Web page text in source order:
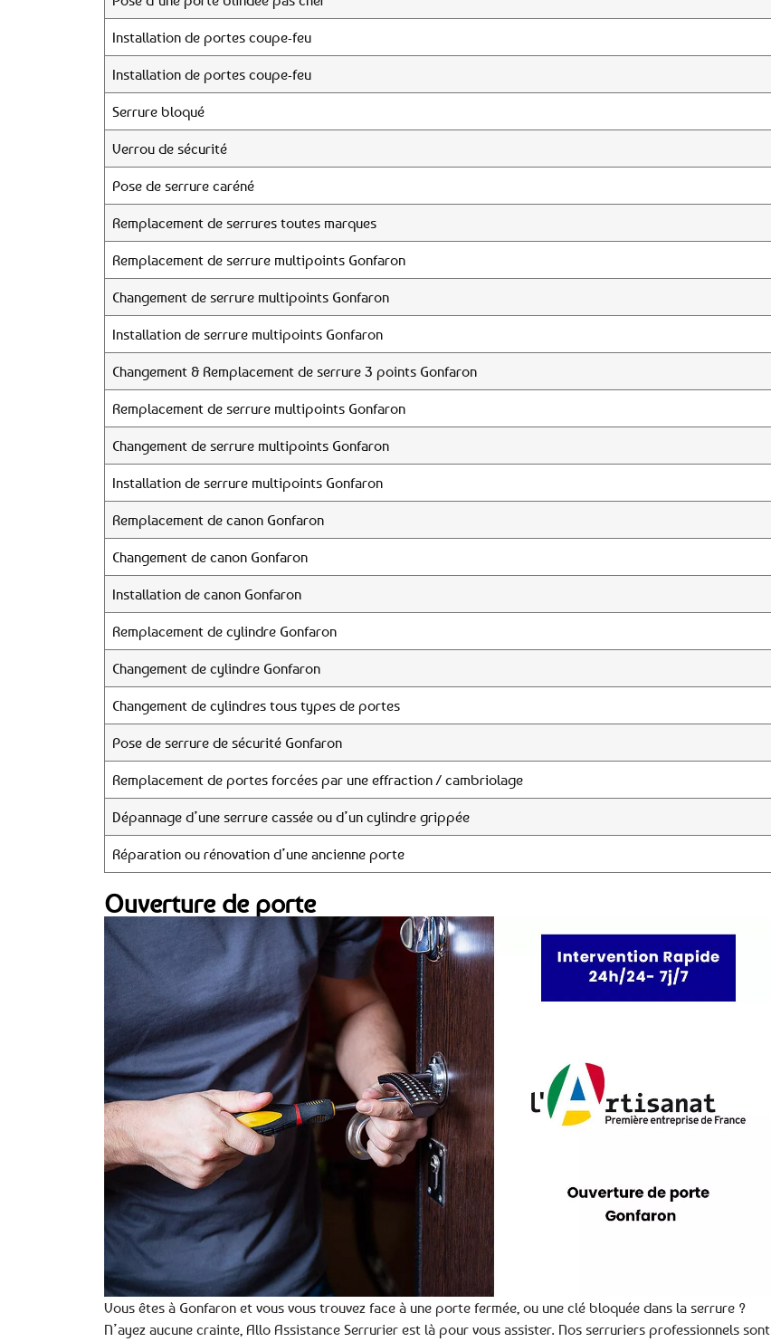
Installation de portes coupe-feu
Installation de portes coupe-feu
Serrure bloqué
Verrou de sécurité
Pose de serrure caréné
Remplacement de serrures toutes marques
Remplacement de serrure multipoints Gonfaron
Changement de serrure multipoints Gonfaron
Installation de serrure multipoints Gonfaron
Changement & Remplacement de serrure 3 points Gonfaron
Remplacement de serrure multipoints Gonfaron
Changement de serrure multipoints Gonfaron
Installation de serrure multipoints Gonfaron
Remplacement de canon Gonfaron
Changement de canon Gonfaron
Installation de canon Gonfaron
Remplacement de cylindre Gonfaron
Changement de cylindre Gonfaron
Changement de cylindres tous types de portes
Pose de serrure de sécurité Gonfaron
Remplacement de portes forcées par une effraction / cambriolage
Dépannage d’une serrure cassée ou d’un cylindre grippée
Réparation ou rénovation d’une ancienne porte
Ouverture de porte
Vous êtes à Gonfaron et vous vous trouvez face à une porte fermée, ou une clé bloquée dans la serrure ?
N’ayez aucune crainte, Allo Assistance Serrurier est là pour vous assister. Nos serruriers professionnels sont